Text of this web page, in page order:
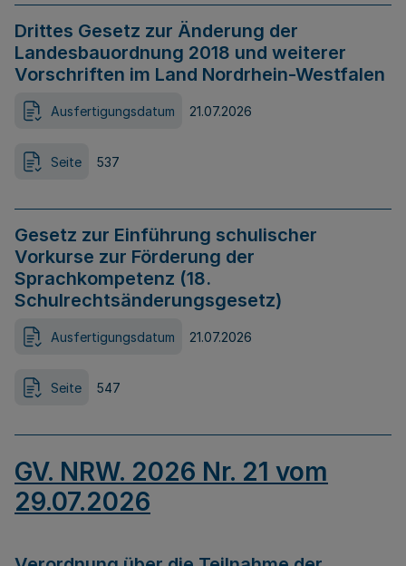
Drittes Gesetz zur Änderung der
Landesbauordnung 2018 und weiterer
Vorschriften im Land Nordrhein-Westfalen
Ausfertigungsdatum 21.07.2026
Seite 537
Gesetz zur Einführung schulischer
Vorkurse zur Förderung der
Sprachkompetenz (18.
Schulrechtsänderungsgesetz)
Ausfertigungsdatum 21.07.2026
Seite 547
GV. NRW. 2026 Nr. 21 vom
29.07.2026